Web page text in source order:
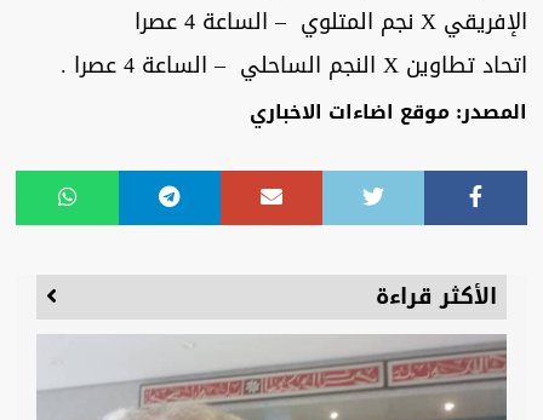
الإفريقي X نجم المتلوي – الساعة 4 عصرا
اتحاد تطاوين X النجم الساحلي – الساعة 4 عصرا .
المصدر: موقع اضاءات الاخباري
الأكثر قراءة